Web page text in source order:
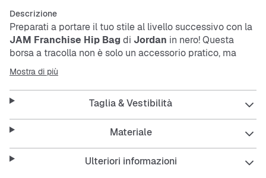
Descrizione
Preparati a portare il tuo stile al livello successivo con la
JAM Franchise Hip Bag di Jordan in nero! Questa
borsa a tracolla non è solo un accessorio pratico, ma
anche un vero e proprio elemento che completa
perfettamente il tuo look.
borsa ti accompagna ovunque, dai festival alle giornate
mano.
Mostra di più
Taglia & Vestibilità
Materiale
Ulteriori informazioni